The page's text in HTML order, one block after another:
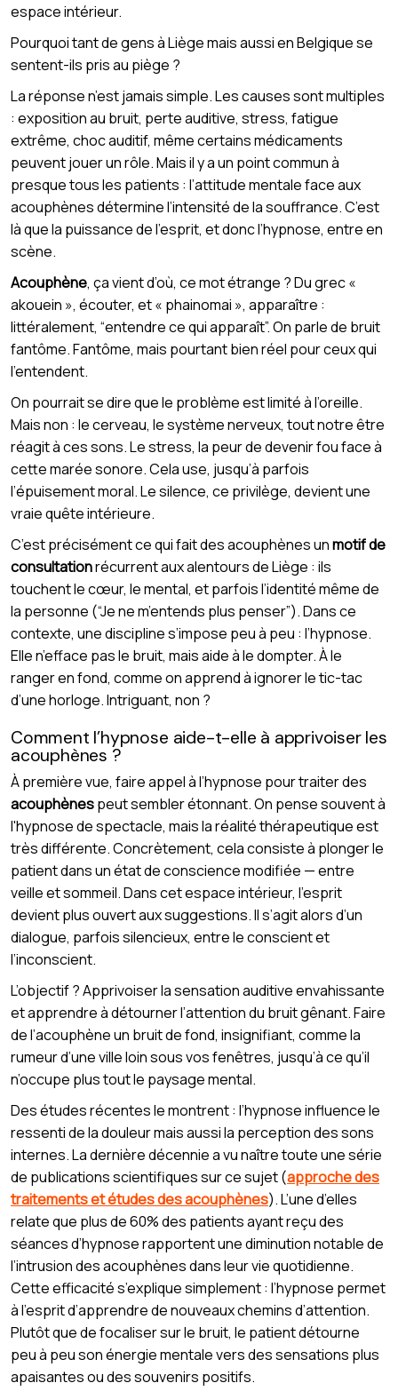
espace intérieur.
Pourquoi tant de gens à Liège mais aussi en Belgique se
sentent-ils pris au piège ?
La réponse n’est jamais simple. Les causes sont multiples
: exposition au bruit, perte auditive, stress, fatigue
extrême, choc auditif, même certains médicaments
peuvent jouer un rôle. Mais il y a un point commun à
presque tous les patients : l’attitude mentale face aux
acouphènes détermine l’intensité de la souffrance. C’est
là que la puissance de l’esprit, et donc l’hypnose, entre en
scène.
Acouphène, ça vient d’où, ce mot étrange ? Du grec «
akouein », écouter, et « phainomai », apparaître :
littéralement, “entendre ce qui apparaît”. On parle de bruit
fantôme. Fantôme, mais pourtant bien réel pour ceux qui
l’entendent.
On pourrait se dire que le problème est limité à l’oreille.
Mais non : le cerveau, le système nerveux, tout notre être
réagit à ces sons. Le stress, la peur de devenir fou face à
cette marée sonore. Cela use, jusqu’à parfois
l’épuisement moral. Le silence, ce privilège, devient une
vraie quête intérieure.
C’est précisément ce qui fait des acouphènes unmotif de
consultationrécurrent aux alentours de Liège : ils
touchent le cœur, le mental, et parfois l’identité même de
la personne (“Je ne m’entends plus penser”). Dans ce
contexte, une discipline s’impose peu à peu : l’hypnose.
Elle n’efface pas le bruit, mais aide à le dompter. À le
ranger en fond, comme on apprend à ignorer le tic-tac
d’une horloge. Intriguant, non ?
Comment l’hypnose aide-t-elle à apprivoiser les
acouphènes ?
À première vue, faire appel à l’hypnose pour traiter des
acouphènespeut sembler étonnant. On pense souvent à
l'hypnose de spectacle, mais la réalité thérapeutique est
très différente. Concrètement, cela consiste à plonger le
patient dans un état de conscience modifiée — entre
veille et sommeil. Dans cet espace intérieur, l’esprit
devient plus ouvert aux suggestions. Il s’agit alors d’un
dialogue, parfois silencieux, entre le conscient et
l’inconscient.
L’objectif ? Apprivoiser la sensation auditive envahissante
et apprendre à détourner l’attention du bruit gênant. Faire
de l’acouphène un bruit de fond, insignifiant, comme la
rumeur d’une ville loin sous vos fenêtres, jusqu’à ce qu’il
n’occupe plus tout le paysage mental.
Des études récentes le montrent : l’hypnose influence le
ressenti de la douleur mais aussi la perception des sons
internes. La dernière décennie a vu naître toute une série
de publications scientifiques sur ce sujet (approche des
traitements et études des acouphènes). L’une d’elles
relate que plus de 60% des patients ayant reçu des
séances d’hypnose rapportent une diminution notable de
l’intrusion des acouphènes dans leur vie quotidienne.
Cette efficacité s’explique simplement : l’hypnose permet
à l’esprit d’apprendre de nouveaux chemins d’attention.
Plutôt que de focaliser sur le bruit, le patient détourne
peu à peu son énergie mentale vers des sensations plus
apaisantes ou des souvenirs positifs.